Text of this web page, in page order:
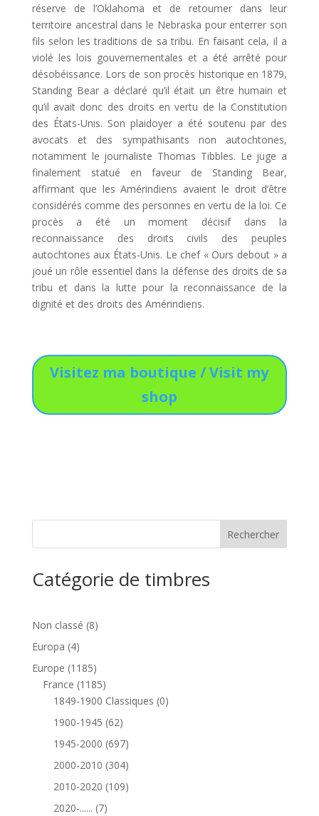
réserve de l’Oklahoma et de retourner dans leur
territoire ancestral dans le Nebraska pour enterrer son
fils selon les traditions de sa tribu. En faisant cela, il a
violé les lois gouvernementales et a été arrêté pour
désobéissance. Lors de son procès historique en 1879,
Standing Bear a déclaré qu’il était un être humain et
qu’il avait donc des droits en vertu de la Constitution
des États-Unis. Son plaidoyer a été soutenu par des
avocats et des sympathisants non autochtones,
notamment le journaliste Thomas Tibbles. Le juge a
finalement statué en faveur de Standing Bear,
affirmant que les Amérindiens avaient le droit d’être
considérés comme des personnes en vertu de la loi. Ce
procès a été un moment décisif dans la
reconnaissance des droits civils des peuples
autochtones aux États-Unis. Le chef « Ours debout » a
joué un rôle essentiel dans la défense des droits de sa
tribu et dans la lutte pour la reconnaissance de la
dignité et des droits des Amérindiens.
Visitez ma boutique / Visit my
shop
Catégorie de timbres
Non classé 88
Europa 44
produits
Europe 11851185
produits
France 11851185
produits
1849-1900 Classiques 00
1900-1945 6262
produits
1945-2000 697697
produits
2000-2010 304304
produits
2010-2020 109109
2020-...... 77